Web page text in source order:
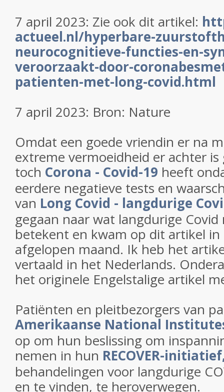
7 april 2023: Zie ook dit artikel:
actueel.nl/hyperbare-
neurocognitieve-functies-en-
veroorzaakt-door-
patienten-met-long-covid.html
7 april 2023: Bron: Nature
Omdat een goede vriendin er na
extreme vermoeidheid er achter
toch Corona - Covid-19 heeft
eerdere negatieve tests en
van Long Covid - langdurige
gegaan naar wat langdurige
betekent en kwam op dit artikel
afgelopen maand. Ik heb het
vertaald in het Nederlands.
het originele Engelstalige artikel
Patiënten en pleitbezorgers van
Amerikaanse National
op om hun beslissing om
nemen in hun RECOVER-
behandelingen voor langdurige
en te vinden, te heroverwegen.